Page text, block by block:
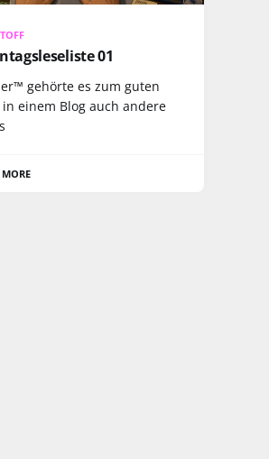
01
gehörte es zum guten
in einem Blog auch andere
MORE